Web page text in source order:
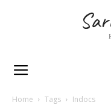
Home Tags Indocs